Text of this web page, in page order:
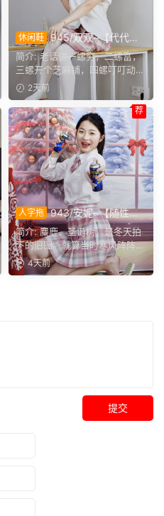
休闲鞋 945/双双~【代代相
传】提起手指螺纹的老话，不
少人小时候都听过，大家还能
回忆起几句？
简介: 老话讲一螺穷，二螺富，
三螺开个芝麻铺，四螺叮叮动，
五螺挑屎桶。和双双聊...
2天前
人字拖 943/安妮~【随性悦
己】不必被季节左右穿搭，喜
欢没有时间界限，无论什么时
候，都可以穿上小裙子
简介: 麋鹿、圣诞树，是冬天拍
下的旧图。就算当时寒风阵阵，
也少不了学院风百褶裙...
4天前
荐
提交